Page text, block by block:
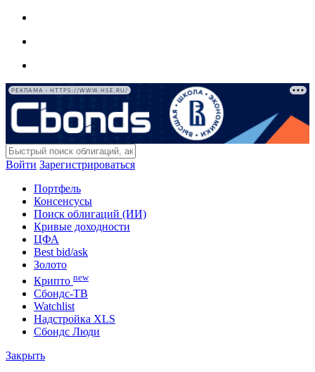
РЕКЛАМА • HTTPS://WWW.HSE.RU/
Войти Зарегистрироваться
Портфель
Консенсусы
Поиск облигаций (ИИ)
Кривые доходности
ЦФА
Best bid/ask
Золото
Крипто new
Сбондс-ТВ
Watchlist
Надстройка XLS
Сбондс Люди
Закрыть